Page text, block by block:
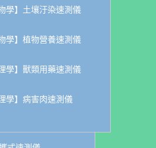
學】土壤汙染速測儀
學】植物營養速測儀
學】獸類用藥速測儀
學】病害肉速測儀